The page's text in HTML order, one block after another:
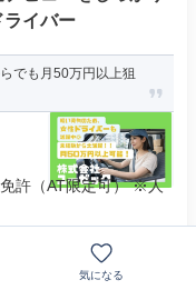
ライバー
でも月50万円以上狙
許（AT限定可） ※人
気になる
気になる